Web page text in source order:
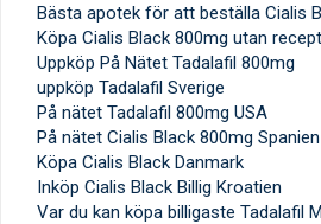
Bästa apotek för att beställa Cialis
Köpa Cialis Black 800mg utan
Uppköp På Nätet Tadalafil 800mg
uppköp Tadalafil Sverige
På nätet Tadalafil 800mg USA
På nätet Cialis Black 800mg Spanien
Köpa Cialis Black Danmark
Inköp Cialis Black Billig Kroatien
Var du kan köpa billigaste Tadalafil